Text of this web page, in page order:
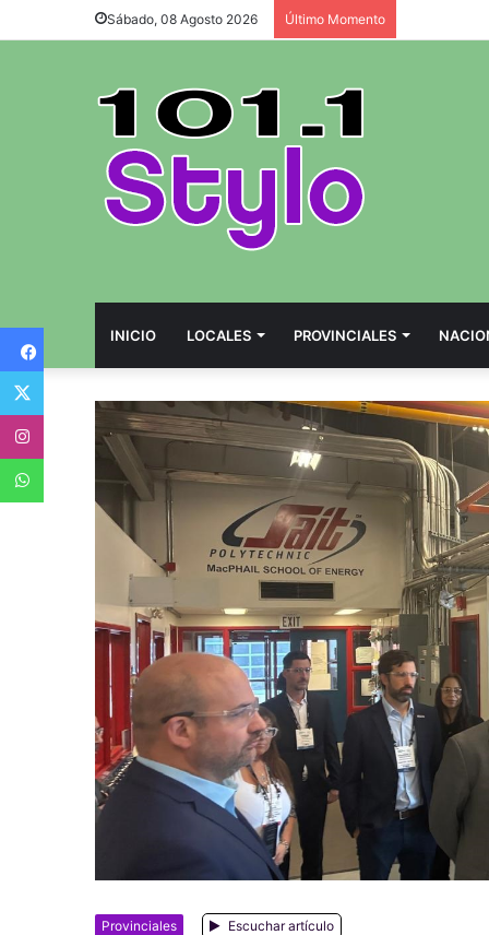
Sábado, 08 Agosto 2026 Último Momento
INICIO LOCALES PROVINCIALES
Provinciales Escuchar artículo
Facebook
Twitter
WhatsApp